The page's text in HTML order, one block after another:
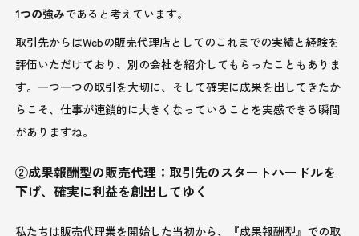
1つの強みであると考えています。
取引先からはWebの販売代理店としてのこれまでの実績と経験を
評価いただけており、別の会社を紹介してもらったこともありま
す。一つ一つの取引を大切に、そして確実に成果を出してきたか
らこそ、仕事が連鎖的に大きくなっていることを実感できる瞬間
がありますね。
②成果報酬型の販売代理：取引先のスタートハードルを
下げ、確実に利益を創出してゆく
私たちは販売代理業を開始した当初から、『成果報酬型』での取